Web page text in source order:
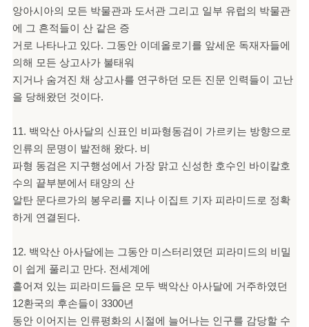
앙아시아의 모든 박물관과 도서관 그리고 일부 유럽의 박물관
에 그 흔적들이 산 같은 증
거로 나타나고 있다. 그동안 이데올로기를 앞세운 독재자들에
의해 모든 상고사가 불태워
지거나 숨겨진 채 상고사를 연구하던 모든 진문 인력들이 고난
을 당해왔던 것이다.
11. 백악산 아사달의 신표인 비파형동검이 가르키는 방향으로
인류의 문명이 발전해 왔다. 비
파형 동검은 지구행성에서 가장 맑고 신성한 호수인 바이칼호
수의 끝부분에서 태양의 산
알탄 문다르가의 봉우리를 지나 이집트 기자 피라미드로 정확
하게 연결된다.
12. 백악산 아사달에는 그동안 미스터리였던 피라미드의 비밀
이 쉽게 풀리고 만다. 전세계에
흩어져 있는 피라미드들은 모두 백악산 아사달에 거주하였던
12환국의 후손들이 3300년
동안 이어지는 인류평화의 시절에 늘어나는 인구를 감당할 수